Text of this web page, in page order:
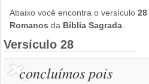
Abaixo você encontra o versículo 28
Romanos da Bíblia Sagrada
Versículo 28
concluímos pois